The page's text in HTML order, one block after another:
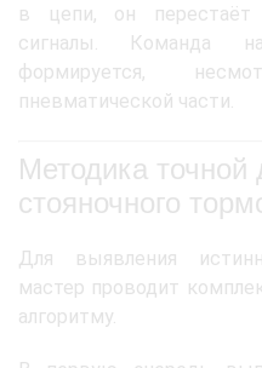
в цепи, он перестаёт
сигналы. Команда
формируется,
пневматической части.
Методика точной
стояночного
Для выявления
мастер проводит
алгоритму.